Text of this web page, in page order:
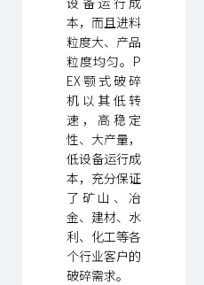
本，而且进料
粒度大、产品
粒度均匀。P
EX颚式破碎
机以其低转
速，高稳定
性、大产量，
低设备运行成
本，充分保证
了矿山、冶
金、建材、水
利、化工等各
个行业客户的
破碎需求。